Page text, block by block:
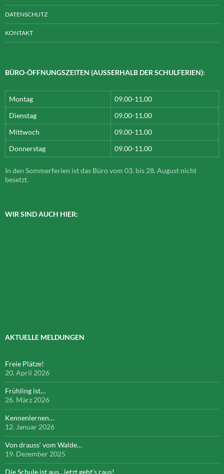
DATENSCHUTZ
KONTAKT
BÜRO-ÖFFNUNGSZEITEN (AUSSERHALB DER SCHULFERIEN):
Montag
09.00-11.00
Dienstag
09.00-11.00
Mittwoch
09.00-11.00
Donnerstag
09.00-11.00
In den Sommerferien ist das Büro vom 03. bis 28. August nicht
besetzt.
WIR SIND AUCH HIER:
AKTUELLE MELDUNGEN
Freie Plätze!
20. April 2026
Frühling ist…
26. März 2026
Kennenlernen…
12. Januar 2026
Von drauss‘ vom Walde…
19. Dezember 2025
Die Schule ist aus…jetzt geht’s raus!